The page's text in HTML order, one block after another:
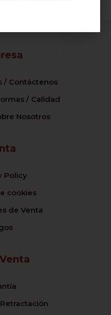
/ Contáctenos
/ Calidad
Nosotros
Policy
cookies
de Venta